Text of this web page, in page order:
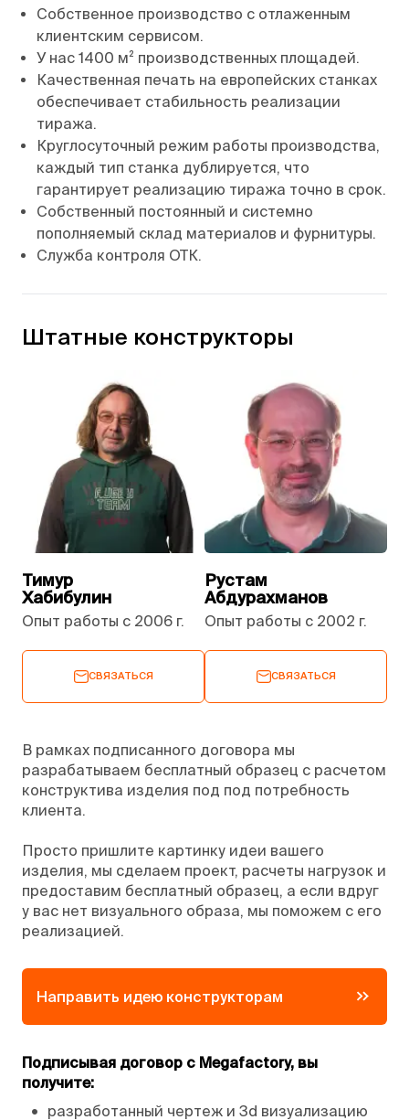
Собственное производство с отлаженным
клиентским сервисом.
У нас 1400 м² производственных площадей.
Качественная печать на европейских станках
обеспечивает стабильность реализации
тиража.
Круглосуточный режим работы производства,
каждый тип станка дублируется, что
гарантирует реализацию тиража точно в срок.
Собственный постоянный и системно
пополняемый склад материалов и фурнитуры.
Служба контроля ОТК.
Штатные конструкторы
Тимур
Хабибулин
Опыт работы с 2006 г.
СВЯЗАТЬСЯ
Рустам
Абдурахманов
Опыт работы с 2002 г.
СВЯЗАТЬСЯ
В рамках подписанного договора мы
разрабатываем бесплатный образец с расчетом
конструктива изделия под под потребность
клиента.
Просто пришлите картинку идеи вашего
изделия, мы сделаем проект, расчеты нагрузок и
предоставим бесплатный образец, а если вдруг
у вас нет визуального образа, мы поможем с его
реализацией.
Направить идею конструкторам
Подписывая договор с Megafactory, вы
получите:
•
разработанный чертеж и 3d визуализацию